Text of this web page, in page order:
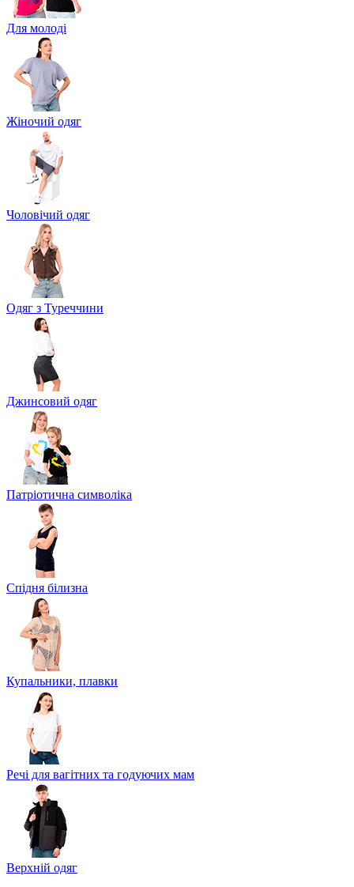
Для молоді
Жіночий одяг
Чоловічий одяг
Одяг з Туреччини
Джинсовий одяг
Патріотична символіка
Спідня білизна
Купальники, плавки
Речі для вагітних та годуючих мам
Верхній одяг